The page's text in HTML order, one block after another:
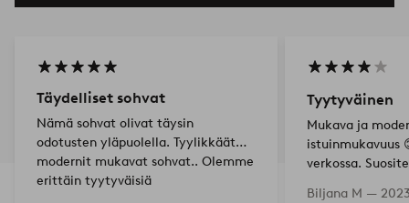
Täydelliset sohvat
Nämä sohvat olivat täysin
odotusten yläpuolella. Tyylikkäät
modernit mukavat sohvat.. Olemme
erittäin tyytyväisiä
Tyytyväinen
Mukava ja
istuinmukavuus
verkossa.
Biljana M —